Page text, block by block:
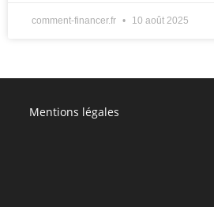
comment-financer.fr 10 août 2025
Mentions légales